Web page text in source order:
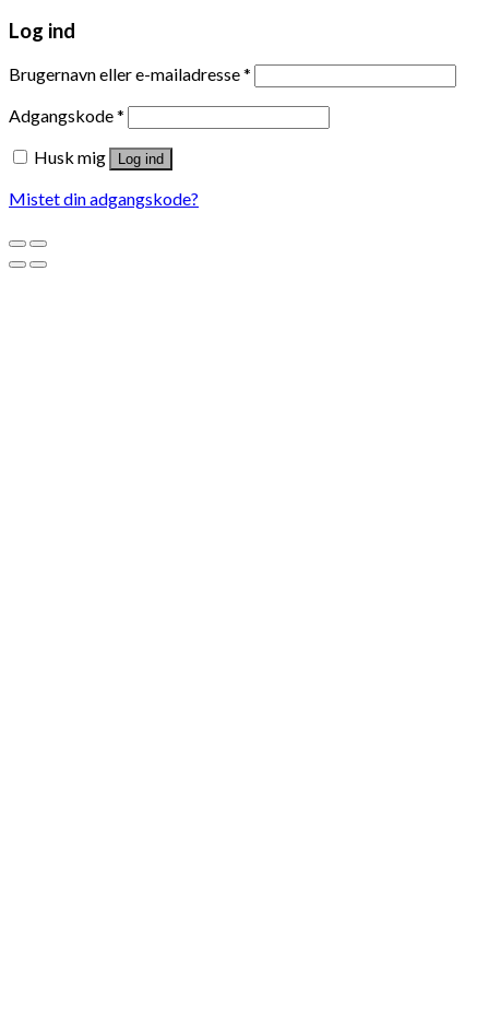
Log ind
Brugernavn eller e-mailadresse*
Adgangskode*
Husk mig
Log ind
Mistet din adgangskode?